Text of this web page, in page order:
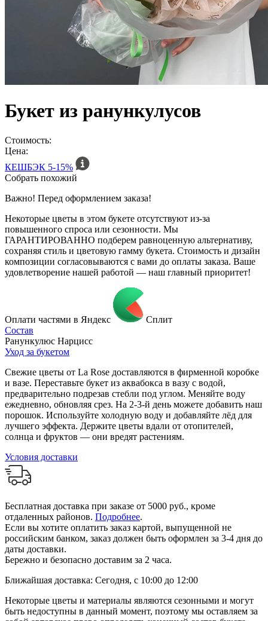
Букет из ранункулусов
Стоимость:
Цена:
КЕШБЭК 5-15%
Собрать похожий
Важно! Перед оформлением заказа!
Некоторые цветы в этом букете отсутствуют из-за
повышенного спроса или сезонности. Мы
ГАРАНТИРОВАННО подберем равноценную альтернативу,
сохраняя стиль и цветовую гамму букета. Стоимость и дизайн
композиции согласовываются с вами до оплаты заказа. Ваше
удовлетворение нашей работой — наш главный приоритет!
Оплати частями в Яндекс
Сплит
Состав
Ранункулюс Нарцисс
Уход за букетом
Свежие цветы от La Rose доставляются в фирменной коробке
и вазе. Переставьте букет из аквабокса в вазу с водой,
предварительно подрезав стебли под углом. Меняйте воду
ежедневно, обновляя срез. На 2-3-й день можете добавить наш
порошок. Используйте холодную воду и добавляйте лёд для
лучшего эффекта. Держите цветы вдали от отопителей,
солнца и фруктов — они вредят растениям.
Условия доставки
Бесплатная доставка при заказе от 5000 руб., кроме
отдаленных районов. Подробнее.
Если вы хотите оплатить заказ картой, выпущенной не
российским банком, заказ должен быть оформлен за 3-4 дня до
даты доставки.
Бережно и безопасно доставим за 2 часа.
Ближайшая доставка: Сегодня, с 10:00 до 12:00
Некоторые цветы и материалы являются сезонными и могут
быть недоступны в данный момент, поэтому мы оставляем за